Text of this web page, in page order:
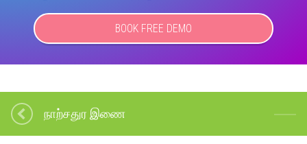
BOOK FREE DEMO
நாற்சதுர இணை